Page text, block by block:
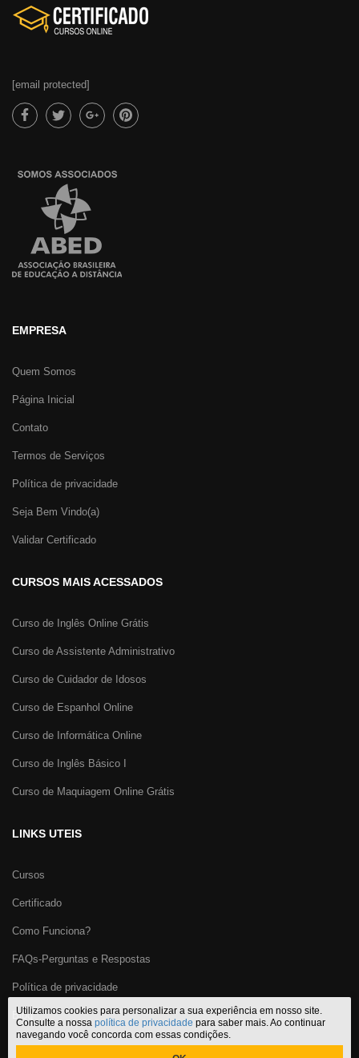
[email protected]
EMPRESA
Quem Somos
Página Inicial
Contato
Termos de Serviços
Política de privacidade
Seja Bem Vindo(a)
Validar Certificado
CURSOS MAIS ACESSADOS
Curso de Inglês Online Grátis
Curso de Assistente Administrativo
Curso de Cuidador de Idosos
Curso de Espanhol Online
Curso de Informática Online
Curso de Inglês Básico I
Curso de Maquiagem Online Grátis
LINKS UTEIS
Cursos
Certificado
Como Funciona?
FAQs-Perguntas e Respostas
Política de privacidade
Blog
Utilizamos cookies para personalizar a sua experiência em nosso site.
Consulte a nossa política de privacidade para saber mais. Ao continuar
navegando você concorda com essas condições.